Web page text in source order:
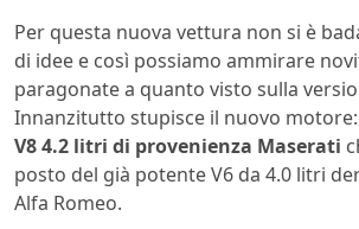
Per questa nuova vettura non si è
di idee e così possiamo ammirare
paragonate a quanto visto sulla
Innanzitutto stupisce il nuovo
V8 4.2 litri di provenienza Maserati
posto del già potente V6 da 4.0 litri
Alfa Romeo.